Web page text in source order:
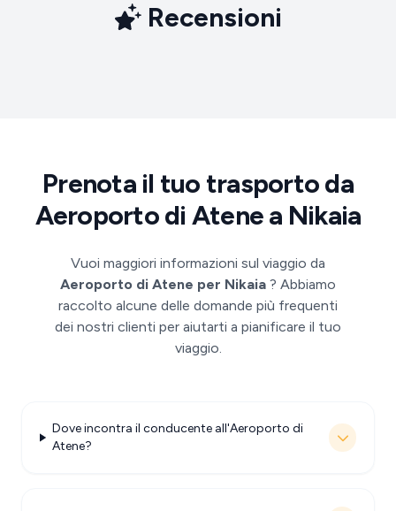
Recensioni
Prenota il tuo trasporto da
Aeroporto di Atene a Nikaia
Vuoi maggiori informazioni sul viaggio da
Aeroporto di Atene per Nikaia ? Abbiamo
raccolto alcune delle domande più frequenti
dei nostri clienti per aiutarti a pianificare il tuo
viaggio.
Dove incontra il conducente all'Aeroporto di
Atene?